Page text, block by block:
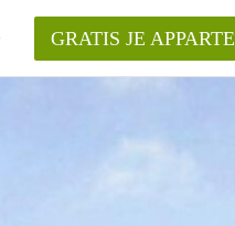
in Haarlem?
GRATIS JE